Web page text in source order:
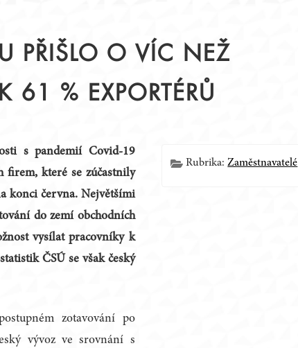
PŘIŠLO O VÍC NEŽ
61 % EXPORTÉRŮ
s pandemií Covid-19
firem, které se zúčastnily
konci června. Největšími
do zemí obchodních
vysílat pracovníky k
ČSÚ se však český
zotavování po
vývoz ve srovnání s
Rubrika:Zaměstnavatelé